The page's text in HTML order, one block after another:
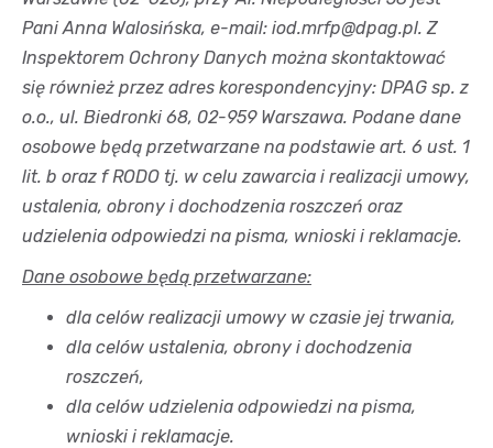
Pani Anna Walosińska, e-mail: iod.mrfp@dpag.pl. Z
Inspektorem Ochrony Danych można skontaktować
się również przez adres korespondencyjny: DPAG sp. z
o.o., ul. Biedronki 68, 02-959 Warszawa. Podane dane
osobowe będą przetwarzane na podstawie art. 6 ust. 1
lit. b oraz f RODO tj. w celu zawarcia i realizacji umowy,
ustalenia, obrony i dochodzenia roszczeń oraz
udzielenia odpowiedzi na pisma, wnioski i reklamacje.
Dane osobowe będą przetwarzane:
dla celów realizacji umowy w czasie jej trwania,
dla celów ustalenia, obrony i dochodzenia
roszczeń,
dla celów udzielenia odpowiedzi na pisma,
wnioski i reklamacje.